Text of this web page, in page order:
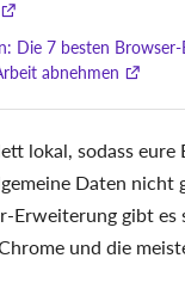
Die 7 besten
abnehmen
lokal, sodass eure
Daten nicht
Erweiterung gibt
und die